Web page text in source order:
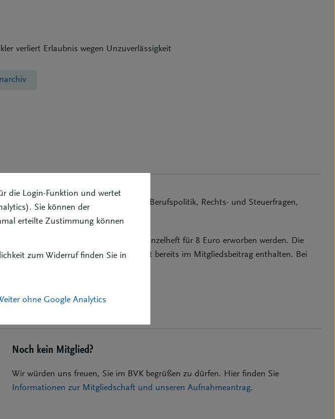
die Login-Funktion und wertet
Sie können der
erteilte Zustimmung können
zum Widerruf finden Sie in
ohne Google Analytics
verliert Erlaubnis wegen Unzuverlässigkeit
aus allen Bereichen: beginnend mit Berufspolitik, Rechts- und Steuerfragen,
und Bezirksverbänden des BVK.
für 48 Euro bzw. das Einzelheft für 8 Euro erworben werden. Die
BVK-Mitgliedern ist das Abonnement bereits im Mitgliedsbeitrag enthalten. Bei
Noch kein Mitglied?
Wir würden uns freuen, Sie im BVK begrüßen zu dürfen. Hier finden Sie
Informationen zur Mitgliedschaft und unseren Aufnahmeantrag.